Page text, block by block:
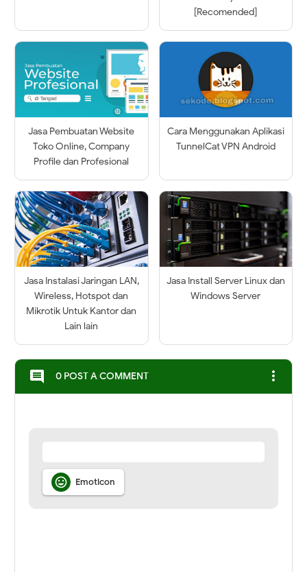
[Recomended]
Jasa Pembuatan Website
Toko Online, Company
Profile dan Profesional
Cara Menggunakan Aplikasi
TunnelCat VPN Android
Jasa Instalasi Jaringan LAN,
Wireless, Hotspot dan
Mikrotik Untuk Kantor dan
Lain lain
Jasa Install Server Linux dan
Windows Server
comment 0 POST A COMMENT more_vert
 Emoticon